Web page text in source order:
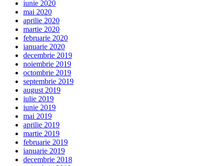
iunie 2020
mai 2020
aprilie 2020
martie 2020
februarie 2020
ianuarie 2020
decembrie 2019
noiembrie 2019
octombrie 2019
septembrie 2019
august 2019
iulie 2019
iunie 2019
mai 2019
aprilie 2019
martie 2019
februarie 2019
ianuarie 2019
decembrie 2018